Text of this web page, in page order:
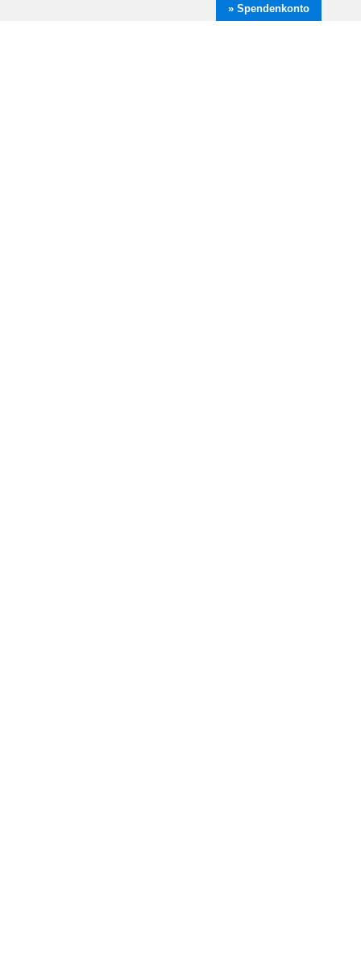
» Spendenkonto